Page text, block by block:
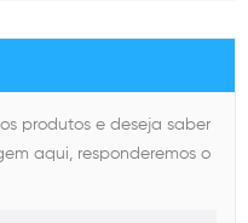
produtos e deseja saber
aqui, responderemos o